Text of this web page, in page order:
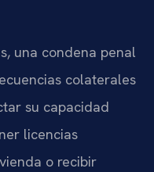
una condena penal
colaterales
su capacidad
licencias
o recibir